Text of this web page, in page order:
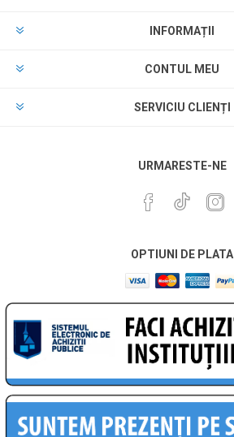
INFORMAȚII
CONTUL MEU
SERVICIU CLIENȚI
URMARESTE-NE
OPTIUNI DE PLATA